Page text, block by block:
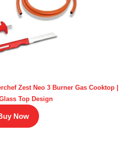
Zest Neo 3 Burner Gas Cooktop |
Top Design
Now